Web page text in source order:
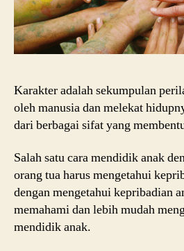
Karakter adalah sekumpulan
oleh manusia dan melekat
dari berbagai sifat yang
Salah satu cara mendidik anak
orang tua harus mengetahui
dengan mengetahui kepribadian
memahami dan lebih mudah
mendidik anak.